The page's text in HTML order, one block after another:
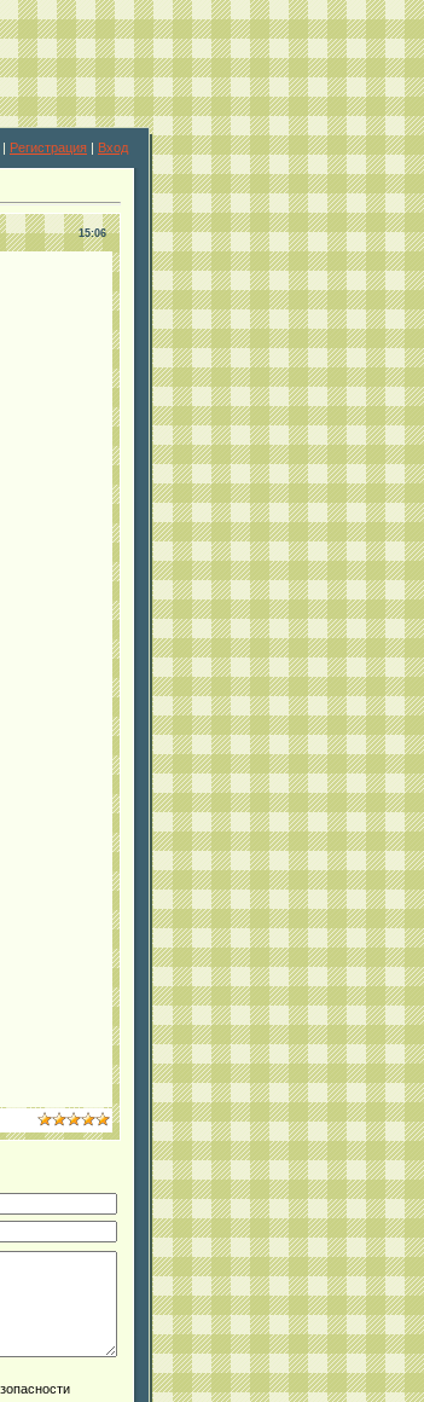
| Регистрация | Вход
15:06